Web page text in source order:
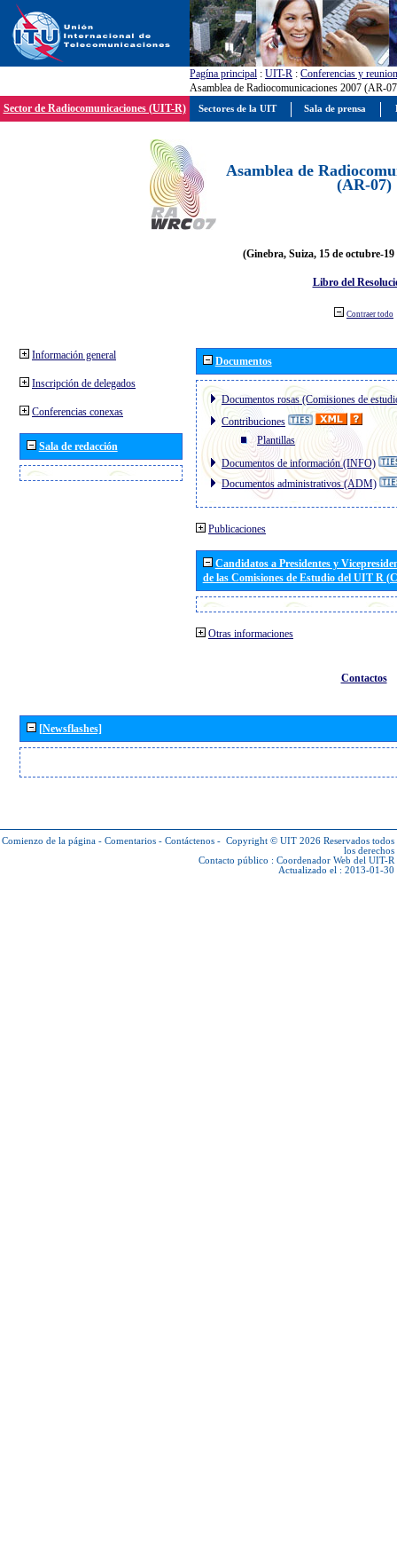
Pagína principal : UIT-R : Conferencias y
Asamblea de Radiocomunicaciones 2007 (AR-
Sector de Radiocomunicaciones (UIT-R)
Asamblea de
(AR-07)
(Ginebra, Suiza, 15 de octubre-19
Libro del
Contraer todo
Información general
Inscripción de delegados
Conferencias conexas
Sala de redacción
Documentos
Documentos rosas (Comisiones de
Contribuciones
Plantillas
Documentos de información (INFO)
Documentos administrativos (ADM)
Publicaciones
Candidatos a Presidentes y
de las Comisiones de Estudio del UIT R
Otras informaciones
Contactos
[Newsflashes]
Comienzo de la página - Comentarios - Contáctenos - Copyright © UIT 2026 Reservados todos
los derechos
Contacto público : Coordenador Web del UIT-R
Actualizado el : 2013-01-30
Sectores de la UIT Sala de prensa